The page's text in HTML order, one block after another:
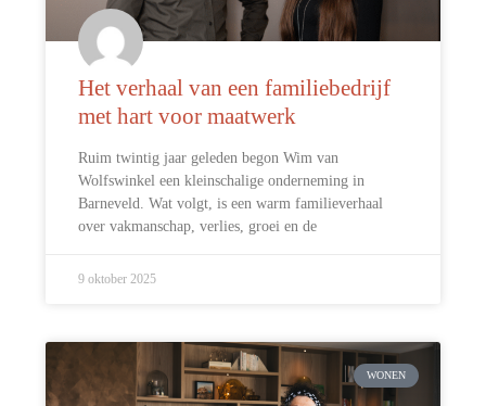
Het verhaal van een familiebedrijf
met hart voor maatwerk
Ruim twintig jaar geleden begon Wim van
Wolfswinkel een kleinschalige onderneming in
Barneveld. Wat volgt, is een warm familieverhaal
over vakmanschap, verlies, groei en de
9 oktober 2025
WONEN